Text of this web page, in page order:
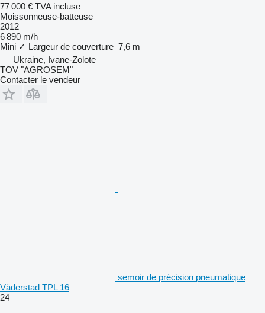
77 000 € TVA incluse
Moissonneuse-batteuse
2012
6 890 m/h
Mini ✓ Largeur de couverture 7,6 m
Ukraine, Ivane-Zolote
TOV "AGROSEM"
Contacter le vendeur
semoir de précision pneumatique
Väderstad TPL 16
24